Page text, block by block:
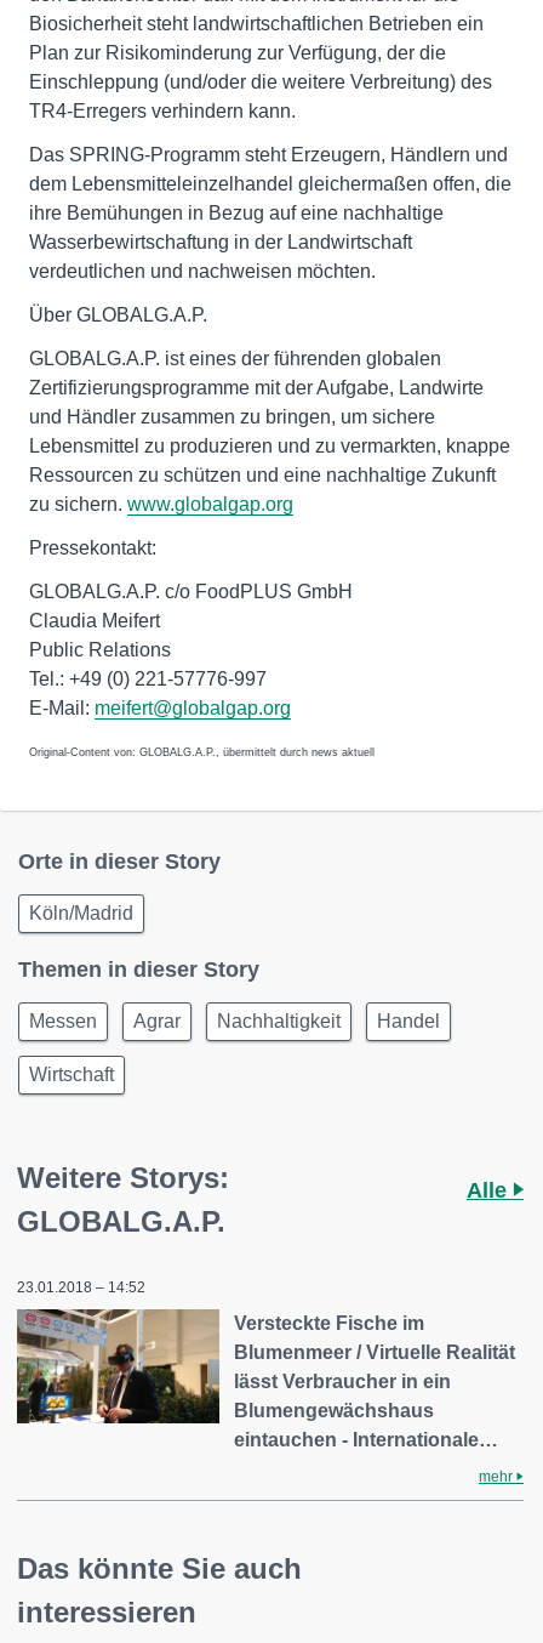
Biosicherheit steht landwirtschaftlichen Betrieben ein
Plan zur Risikominderung zur Verfügung, der die
Einschleppung (und/oder die weitere Verbreitung) des
TR4-Erregers verhindern kann.
Das SPRING-Programm steht Erzeugern, Händlern und
dem Lebensmitteleinzelhandel gleichermaßen offen, die
ihre Bemühungen in Bezug auf eine nachhaltige
Wasserbewirtschaftung in der Landwirtschaft
verdeutlichen und nachweisen möchten.
Über GLOBALG.A.P.
GLOBALG.A.P. ist eines der führenden globalen
Zertifizierungsprogramme mit der Aufgabe, Landwirte
und Händler zusammen zu bringen, um sichere
Lebensmittel zu produzieren und zu vermarkten, knappe
Ressourcen zu schützen und eine nachhaltige Zukunft
zu sichern. www.globalgap.org
Pressekontakt:
GLOBALG.A.P. c/o FoodPLUS GmbH
Claudia Meifert
Public Relations
Tel.: +49 (0) 221-57776-997
E-Mail: meifert@globalgap.org
Original-Content von: GLOBALG.A.P., übermittelt durch news aktuell
Orte in dieser Story
Köln/Madrid
Themen in dieser Story
Messen Agrar Nachhaltigkeit Handel
Wirtschaft
Weitere Storys:
GLOBALG.A.P.
Alle
23.01.2018 – 14:52
Versteckte Fische im
Blumenmeer / Virtuelle Realität
lässt Verbraucher in ein
Blumengewächshaus
eintauchen - Internationale…
mehr
Das könnte Sie auch
interessieren